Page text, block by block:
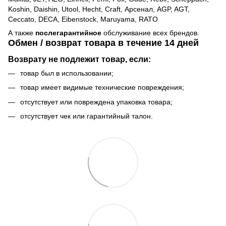
Koshin, Daishin, Utool, Hecht, Craft, Арсенал, AGP, AGT,
Ceccato, DECA, Eibenstock, Maruyama, RATO
А также послегарантийное обслуживание всех брендов.
Обмен / возврат товара в течение 14 дней
Возврату не подлежит товар, если:
товар был в использовании;
товар имеет видимые технические повреждения;
отсутствует или повреждена упаковка товара;
отсутствует чек или гарантийный талон.